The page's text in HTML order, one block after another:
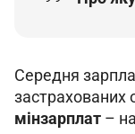
Середня
застрахованих
мінзарплат –